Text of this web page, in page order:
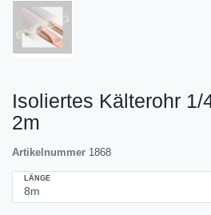
Isoliertes Kälterohr 1/
2m
Artikelnummer 1868
LÄNGE